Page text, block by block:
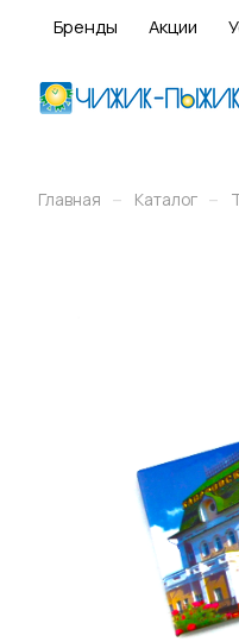
Бренды Акции
Главная – Каталог –